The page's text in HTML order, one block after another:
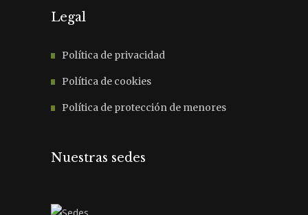
Legal
Política de privacidad
Política de cookies
Política de protección de menores
Nuestras sedes